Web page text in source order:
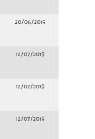
20/06/2019
12/07/2019
12/07/2019
12/07/2019